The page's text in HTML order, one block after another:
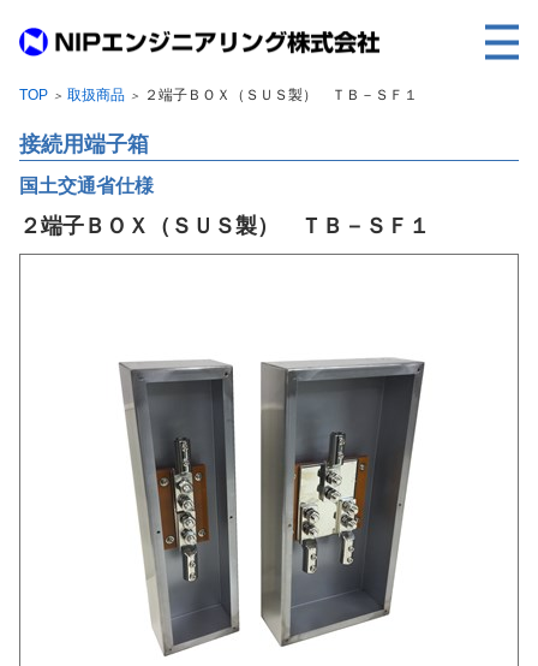
事業内容
各種実績
ご利用に際して
建設サイト・シリーズの 個人データの共同利用について
個人情報保護方針
TOP ＞ 取扱商品 ＞ ２端子ＢＯＸ（ＳＵＳ製） ＴＢ－ＳＦ１
接続用端子箱
国土交通省仕様
２端子ＢＯＸ（ＳＵＳ製） ＴＢ－ＳＦ１